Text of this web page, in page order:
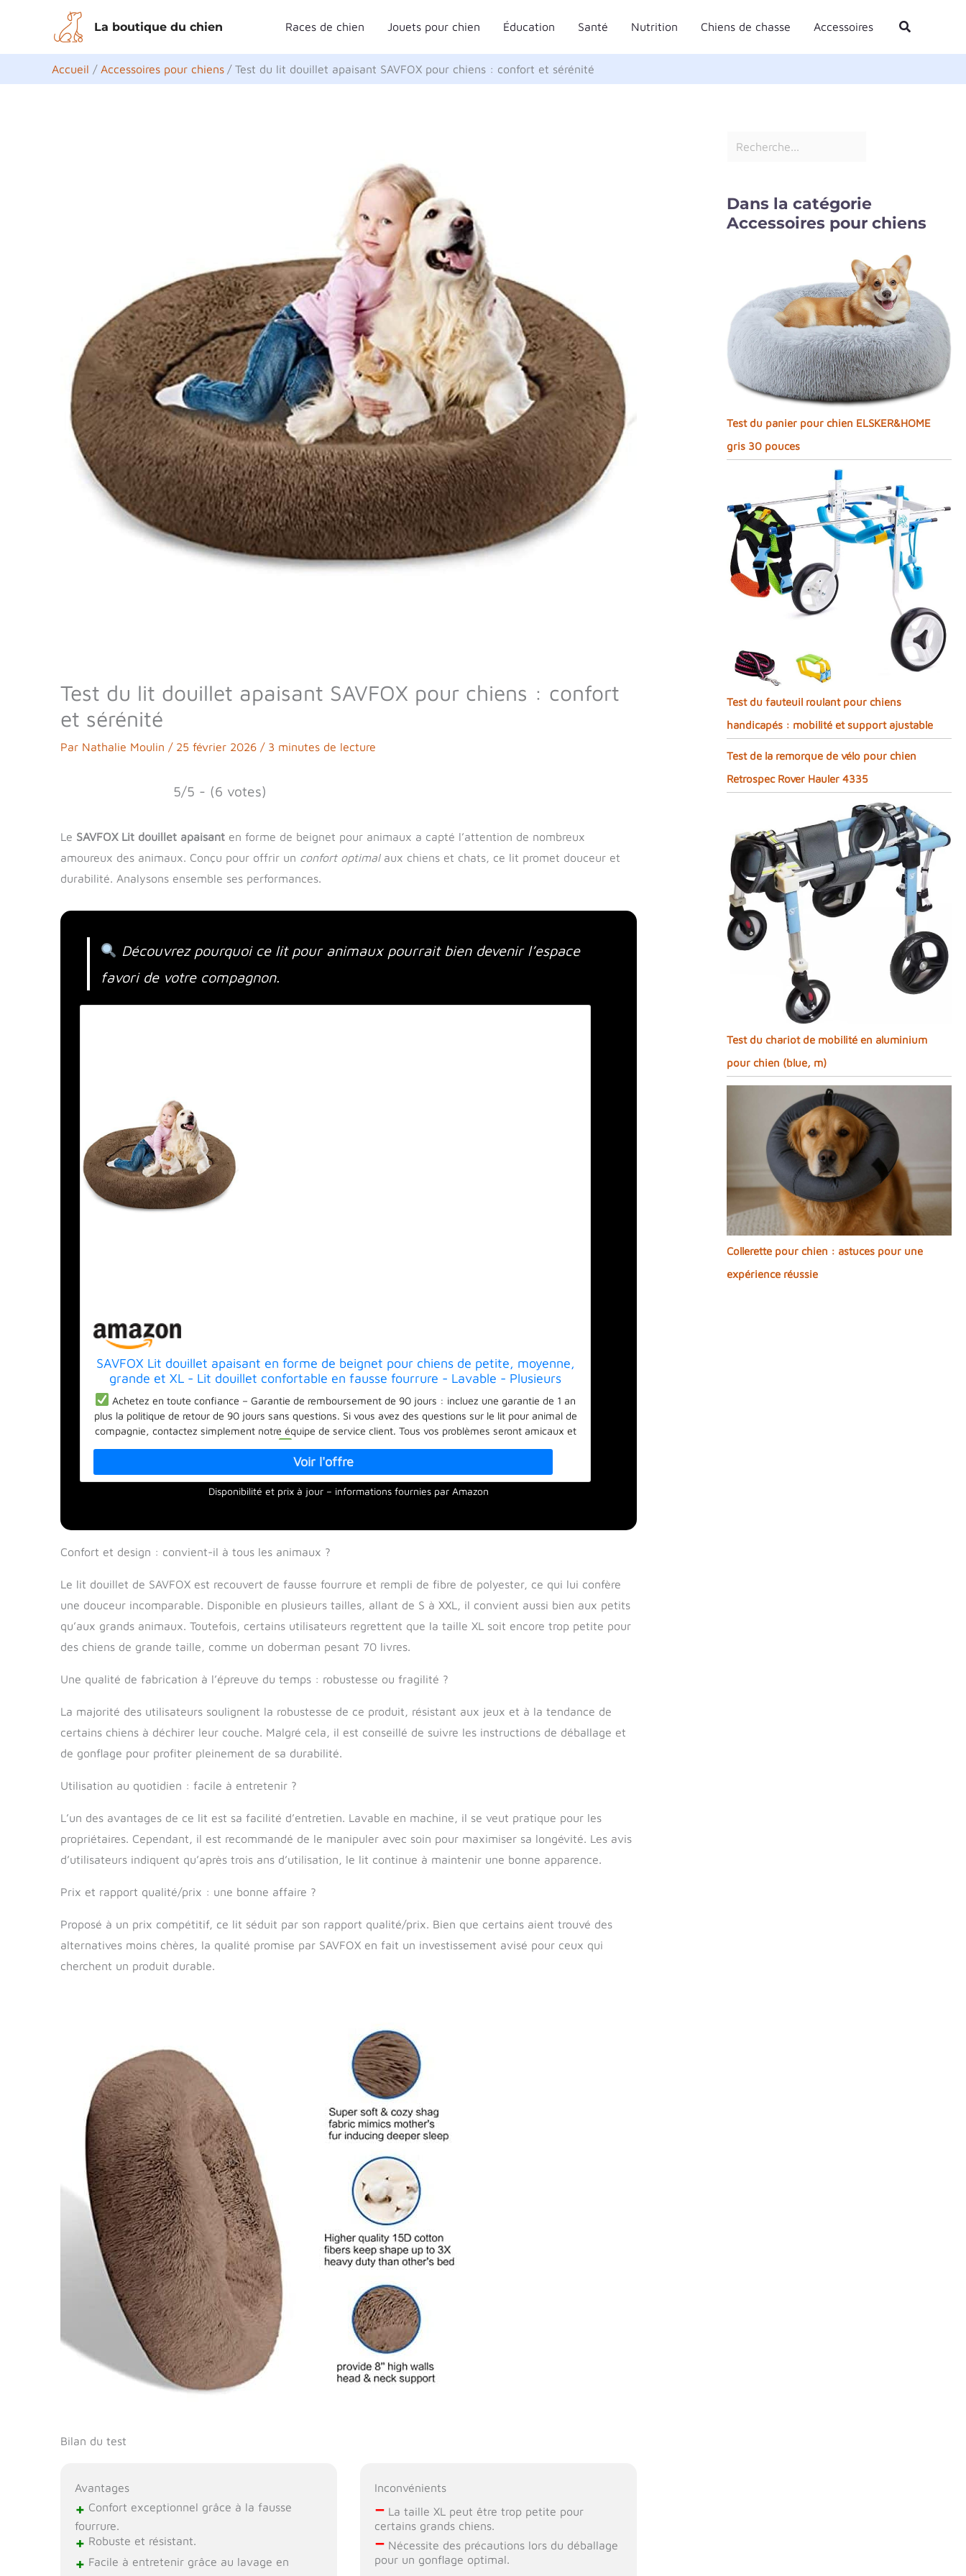
contenu
La boutique du chien Races de chien Jouets pour chien Éducation Santé Nutrition Chiens de chasse Accessoires Rechercher
Accueil Accessoires pour chiens Test du lit douillet apaisant SAVFOX pour chiens : confort et sérénité
Test du lit douillet apaisant SAVFOX pour chiens : confort
et sérénité
Par Nathalie Moulin / 25 février 2026 / 3 minutes de lecture
5/5 - (6 votes)
Le SAVFOX Lit douillet apaisant en forme de beignet pour animaux a capté l’attention de nombreux
amoureux des animaux. Conçu pour offrir un confort optimalaux chiens et chats, ce lit promet douceur et
durabilité. Analysons ensemble ses performances.
Découvrez pourquoi ce lit pour animaux pourrait bien devenir l’espace
favori de votre compagnon.
SAVFOX Lit douillet apaisant en forme de beignet pour chiens de petite, moyenne,
grande et XL - Lit douillet confortable en fausse fourrure - Lavable - Plusieurs
tailles XS-XXL
Achetez en toute confiance – Garantie de remboursement de 90 jours : incluez une garantie de 1 an
plus la politique de retour de 90 jours sans questions. Si vous avez des questions sur le lit pour animal de
compagnie, contactez simplement notre équipe de service client. Tous vos problèmes seront amicaux et
le marché : cherchez un lit de qualité pour aider à éliminer les douleurs de vos animaux de compagnie
lors du sommeil ? Pas besoin de vous battre avec le lit bon marché fragile en forme de beignet. Ce lit en
forme de donut est construit avec un extérieur en fausse fourrure durable et beaucoup plus épais et des
de compagnie à se tordre ou s'étaler, associé à des fentes profondes, le bord surélevé offre de la chaleur
dormir. Il fournit également un excellent soutien pour la tête et le cou et soulage les douleurs articulaires
confort et de respirabilité, rembourrage complet pour garantir à votre petit ami à fourrure entouré
d'amour et de chaleur, un cadeau parfait pour les froides journées d'hiver.
Antidérapant et facile
d'entretien : le lit pour animal de compagnie a été conçu avec une base antidérapante, qui peut être
facilement fixé sur le carrelage et le plancher en bois dur de la maison. Son design polyvalent peut être
parfaitement ajouté à la décoration de n'importe quelle pièce. Lavage à la main ou simplement en
machine - Lavage en machine, cycle délicat, séchage à basse température. Veuillez tapoter pour rendre
Disponibilité et prix à jour – informations fournies par Amazon
Confort et design : convient-il à tous les animaux ?
Le lit douillet de SAVFOX est recouvert de fausse fourrure et rempli de fibre de polyester, ce qui lui confère
une douceur incomparable. Disponible en plusieurs tailles, allant de S à XXL, il convient aussi bien aux petits
qu’aux grands animaux. Toutefois, certains utilisateurs regrettent que la taille XL soit encore trop petite pour
des chiens de grande taille, comme un doberman pesant 70 livres.
Une qualité de fabrication à l’épreuve du temps : robustesse ou fragilité ?
La majorité des utilisateurs soulignent la robustesse de ce produit, résistant aux jeux et à la tendance de
certains chiens à déchirer leur couche. Malgré cela, il est conseillé de suivre les instructions de déballage et
de gonflage pour profiter pleinement de sa durabilité.
Utilisation au quotidien : facile à entretenir ?
L’un des avantages de ce lit est sa facilité d’entretien. Lavable en machine, il se veut pratique pour les
propriétaires. Cependant, il est recommandé de le manipuler avec soin pour maximiser sa longévité. Les avis
d’utilisateurs indiquent qu’après trois ans d’utilisation, le lit continue à maintenir une bonne apparence.
Prix et rapport qualité/prix : une bonne affaire ?
Proposé à un prix compétitif, ce lit séduit par son rapport qualité/prix. Bien que certains aient trouvé des
alternatives moins chères, la qualité promise par SAVFOX en fait un investissement avisé pour ceux qui
cherchent un produit durable.
Bilan du test
Avantages
+ Confort exceptionnel grâce à la fausse
fourrure.
+ Robuste et résistant.
+ Facile à entretenir grâce au lavage en
Inconvénients
– La taille XL peut être trop petite pour
certains grands chiens.
– Nécessite des précautions lors du déballage
pour un gonflage optimal.
e
c
e
r
Dans la catégorie
Accessoires pour chiens
Test du panier pour chien ELSKER&HOME
gris 30 pouces
Test du fauteuil roulant pour chiens
handicapés : mobilité et support ajustable
Test de la remorque de vélo pour chien
Retrospec Rover Hauler 4335
Test du chariot de mobilité en aluminium
pour chien (blue, m)
Collerette pour chien : astuces pour une
expérience réussie